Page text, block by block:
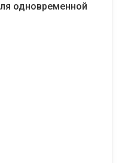
одновременной